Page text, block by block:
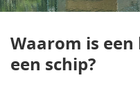
Waarom is
een schip?